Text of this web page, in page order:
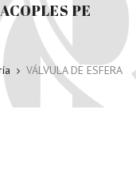
PE
VÁLVULA DE ESFERA